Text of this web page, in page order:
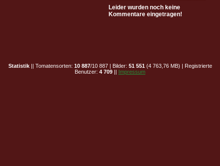
Leider wurden noch keine
Kommentare eingetragen!
Statistik|| Tomatensorten: 10 887/10 887 | Bilder: 51 551 (4 763,76 MB) | Registrierte
Benutzer: 4 709 || Impressum